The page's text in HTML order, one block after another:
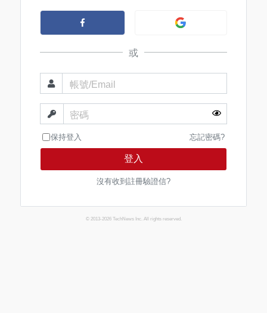
或
帳號/Email
密碼
保持登入 忘記密碼?
登入
沒有收到註冊驗證信?
© 2013-2026 TechNews Inc. All rights reserved.